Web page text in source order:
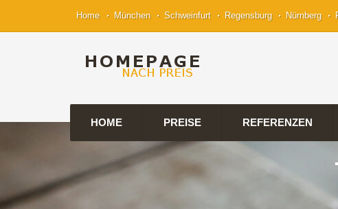
Home München Schweinfurt Regensburg Nürnberg
HOME PREISE REFERENZEN